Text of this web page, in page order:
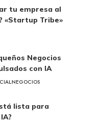
tu empresa al
«Startup Tribe»
Negocios
con IA
NEGOCIOS
lista para